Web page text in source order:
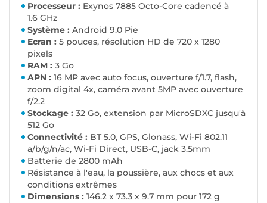
Processeur : Exynos 7885 Octo-Core cadencé à
1.6 GHz
Système : Android 9.0 Pie
Ecran : 5 pouces, résolution HD de 720 x 1280
pixels
RAM : 3 Go
APN : 16 MP avec auto focus, ouverture f/1.7, flash,
zoom digital 4x, caméra avant 5MP avec ouverture
f/2.2
Stockage : 32 Go, extension par MicroSDXC jusqu'à
512 Go
Connectivité : BT 5.0, GPS, Glonass, Wi-Fi 802.11
a/b/g/n/ac, Wi-Fi Direct, USB-C, jack 3.5mm
Batterie de 2800 mAh
Résistance à l'eau, la poussière, aux chocs et aux
conditions extrêmes
Dimensions : 146.2 x 73.3 x 9.7 mm pour 172 g